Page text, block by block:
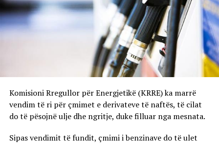
Komisioni Rregullor për Energjetikë (KRRE) ka marrë
vendim të ri për çmimet e derivateve të naftës, të cilat
do të pësojnë ulje dhe ngritje, duke filluar nga mesnata.
Sipas vendimit të fundit, çmimi i benzinave do të ulet